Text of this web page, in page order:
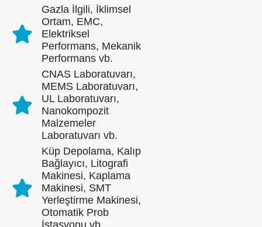
Gazla İlgili, İklimsel
Ortam, EMC,
Elektriksel
Performans, Mekanik
Performans vb.
CNAS Laboratuvarı,
MEMS Laboratuvarı,
UL Laboratuvarı,
Nanokompozit
Malzemeler
Laboratuvarı vb.
Küp Depolama, Kalıp
Bağlayıcı, Litografi
Makinesi, Kaplama
Makinesi, SMT
Yerleştirme Makinesi,
Otomatik Prob
İstasyonu vb.
Bize Ulaşın
: No.299 Jinsuo Yolu, Ulusal Yüksek Teknoloji Bölgesi, Zhengzhou